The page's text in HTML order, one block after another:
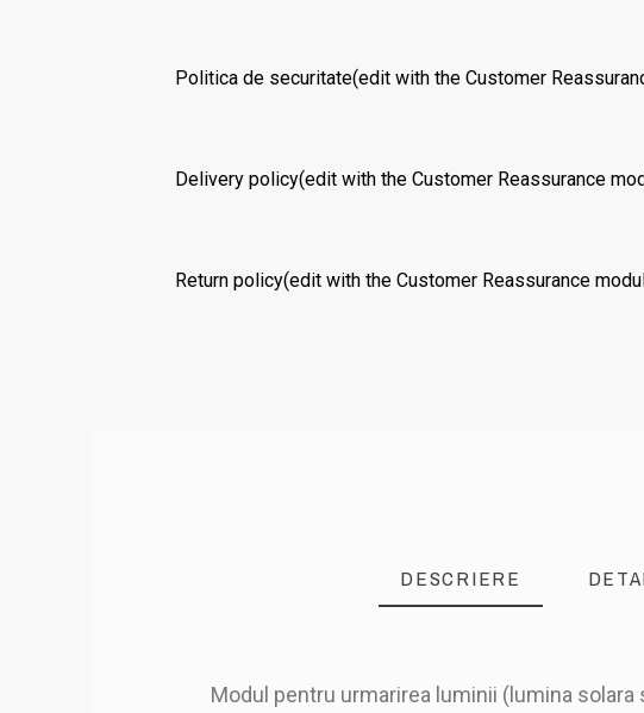
Politica de securitate(edit with the Customer
Delivery policy(edit with the Customer Reassurance
Return policy(edit with the Customer Reassurance
DESCRIERE
Modul pentru urmarirea luminii (lumina